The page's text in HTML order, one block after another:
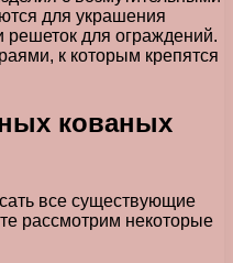
для украшения
решеток для ограждений.
к которым крепятся
кованых
все существующие
рассмотрим некоторые